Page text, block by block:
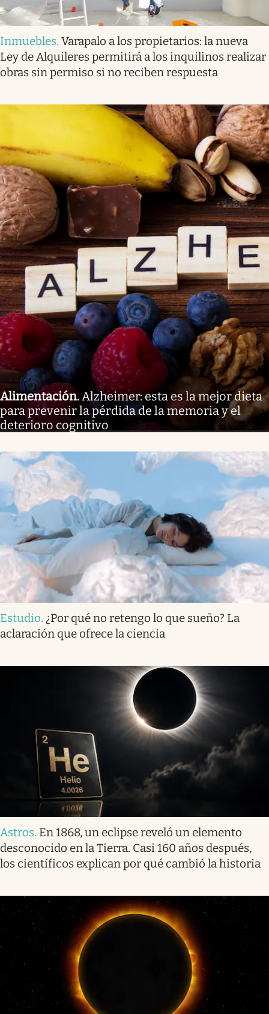
Inmuebles. Varapalo a los propietarios: la nueva
Ley de Alquileres permitirá a los inquilinos realizar
obras sin permiso si no reciben respuesta
Alimentación.Alzheimer: esta es la mejor dieta
para prevenir la pérdida de la memoria y el
deterioro cognitivo
Estudio. ¿Por qué no retengo lo que sueño? La
aclaración que ofrece la ciencia
Astros. En 1868, un eclipse reveló un elemento
desconocido en la Tierra. Casi 160 años después,
los científicos explican por qué cambió la historia